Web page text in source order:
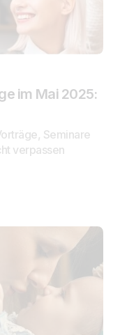
im Mai 2025:
Seminare
verpassen